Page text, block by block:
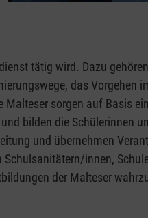
tätig wird. Dazu
das Vorgehen
sorgen auf Basis
bilden die Schülerinnen
und übernehmen
innen,
der Malteser